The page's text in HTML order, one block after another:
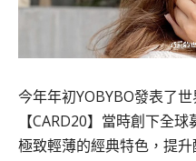
今年年初YOBYBO發表了
【CARD20】當時創下全
極致輕薄的經典特色，提